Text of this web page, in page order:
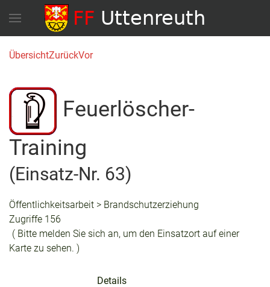
ÜbersichtZurückVor
Feuerlöscher-
Training
(Einsatz-Nr. 63)
Öffentlichkeitsarbeit > Brandschutzerziehung
Zugriffe 156
( Bitte melden Sie sich an, um den Einsatzort auf einer
Karte zu sehen. )
Details